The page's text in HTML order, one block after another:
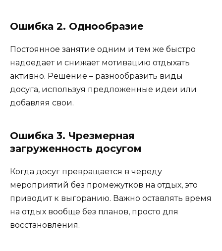
Ошибка 2. Однообразие
Постоянное занятие одним и тем же быстро
надоедает и снижает мотивацию отдыхать
активно. Решение – разнообразить виды
досуга, используя предложенные идеи или
добавляя свои.
Ошибка 3. Чрезмерная
загруженность досугом
Когда досуг превращается в череду
мероприятий без промежутков на отдых, это
приводит к выгоранию. Важно оставлять время
на отдых вообще без планов, просто для
восстановления.